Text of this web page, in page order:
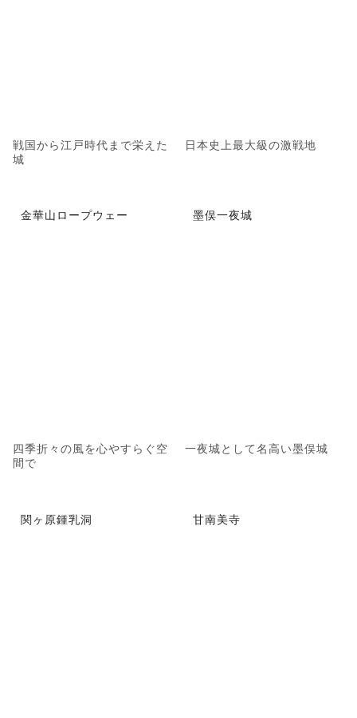
戦国から江戸時代まで栄えた
城
日本史上最大級の激戦地
金華山ロープウェー
四季折々の風を心やすらぐ空
間で
墨俣一夜城
一夜城として名高い墨俣城
関ヶ原鍾乳洞 甘南美寺